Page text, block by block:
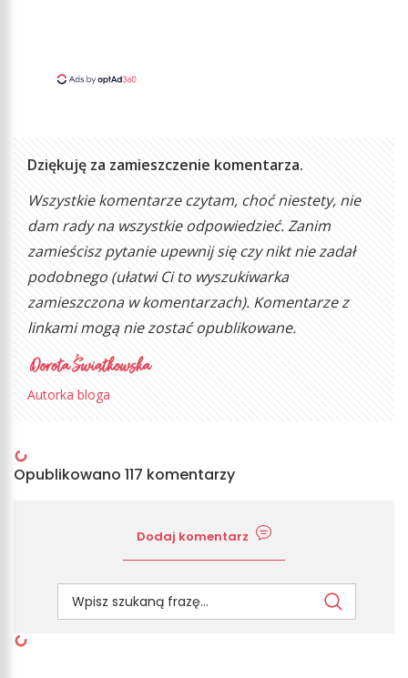
Dziękuję za zamieszczenie komentarza.
Wszystkie komentarze czytam, choć niestety, nie
dam rady na wszystkie odpowiedzieć. Zanim
zamieścisz pytanie upewnij się czy nikt nie zadał
podobnego (ułatwi Ci to wyszukiwarka
zamieszczona w komentarzach). Komentarze z
linkami mogą nie zostać opublikowane.
Autorka bloga
Opublikowano 117 komentarzy
Dodaj komentarz